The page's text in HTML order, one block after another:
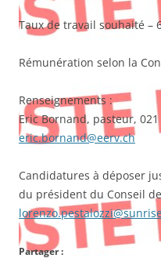
Taux de travail souhaité –
Rémunération selon la
Renseignements :
Eric Bornand, pasteur, 021
eric.bornand@eerv.ch
Candidatures à déposer
du président du Conseil
Partager :